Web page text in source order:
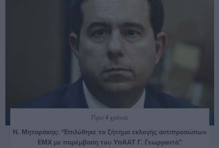
Πριν 4 χρόνια
Ν. Μηταράκης: “Επιλύθηκε το ζήτημα εκλογής αντιπροσώπων
ΕΜΧ με παρέμβαση του ΥπΑΑΤ Γ. Γεωργαντά”